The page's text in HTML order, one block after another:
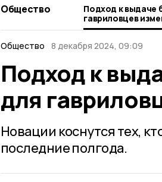
Общество
Подход к выдаче
гавриловцев
Общество 8 декабря 2024, 09:09
Подход к
для
Новации коснутся тех,
последние полгода.